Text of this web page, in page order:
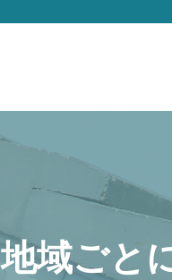
地域ごと